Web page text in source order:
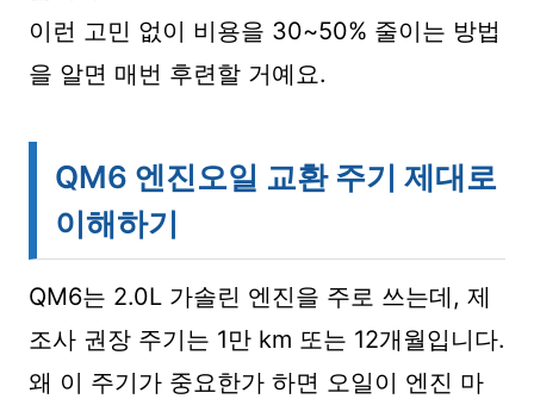
이런 고민 없이 비용을 30~50% 줄이는 방법
을 알면 매번 후련할 거예요.
QM6 엔진오일 교환 주기 제대로
이해하기
QM6는 2.0L 가솔린 엔진을 주로 쓰는데, 제
조사 권장 주기는 1만 km 또는 12개월입니다.
왜 이 주기가 중요한가 하면 오일이 엔진 마